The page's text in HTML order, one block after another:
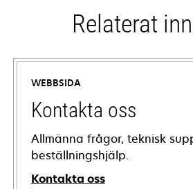
Relaterat
WEBBSIDA
Kontakta oss
Allmänna frågor, teknisk
beställningshjälp.
Kontakta oss